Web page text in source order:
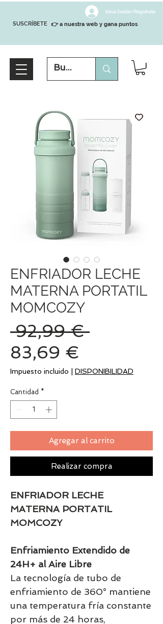
SUSCRÍBETE
Inicia Sesión/Regístrate
👉 a nuestra web y gana puntos
ENFRIADOR LECHE
MATERNA PORTATIL
MOMCOZY
92,99 € Precio
83,69 €
de
Impuesto incluido DISPONIBILIDAD
Cantidad *
Agregar al carrito
Realizar compra
ENFRIADOR LECHE
MATERNA PORTATIL
MOMCOZY
Enfriamiento Extendido de
24H+ al Aire Libre
La tecnología de tubo de
enfriamiento de 360° mantiene
una temperatura fría constante
por más de 24 horas,